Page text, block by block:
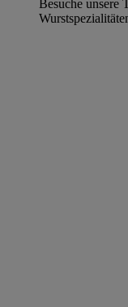
Besuche unsere